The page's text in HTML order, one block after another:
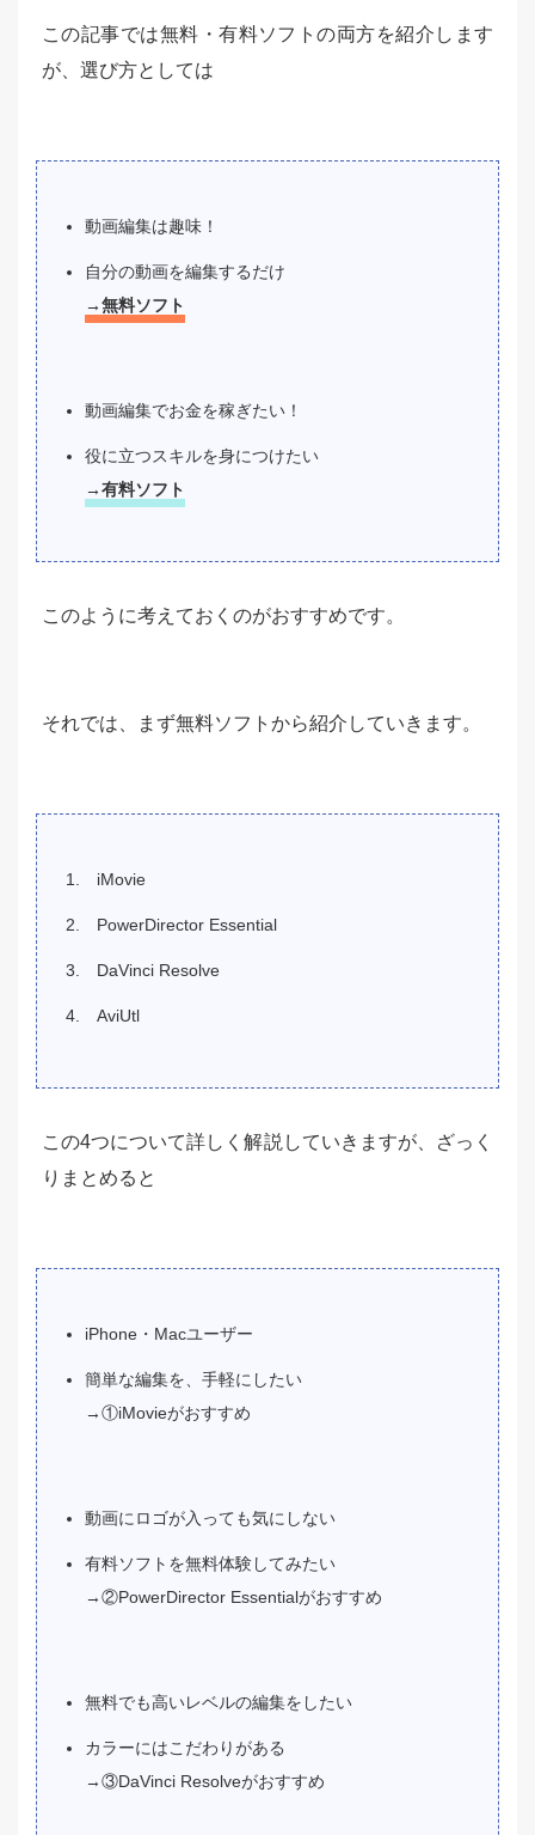
この記事では無料・有料ソフトの両方を紹介します
が、選び方としては
動画編集は趣味！
自分の動画を編集するだけ
→無料ソフト
動画編集でお金を稼ぎたい！
役に立つスキルを身につけたい
→有料ソフト
このように考えておくのがおすすめです。
それでは、まず無料ソフトから紹介していきます。
iMovie
PowerDirector Essential
DaVinci Resolve
AviUtl
この4つについて詳しく解説していきますが、ざっく
りまとめると
iPhone・Macユーザー
簡単な編集を、手軽にしたい
→①iMovieがおすすめ
動画にロゴが入っても気にしない
有料ソフトを無料体験してみたい
→②PowerDirector Essentialがおすすめ
無料でも高いレベルの編集をしたい
カラーにはこだわりがある
→③DaVinci Resolveがおすすめ